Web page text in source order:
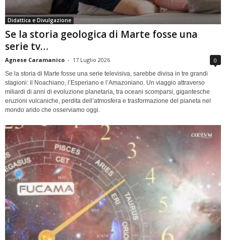
Didattica e Divulgazione
Se la storia geologica di Marte fosse una
serie tv…
Agnese Caramanico - 17 Luglio 2026 0
Se la storia di Marte fosse una serie televisiva, sarebbe divisa in tre grandi
stagioni: il Noachiano, l’Esperiano e l’Amazoniano. Un viaggio attraverso
miliardi di anni di evoluzione planetaria, tra oceani scomparsi, gigantesche
eruzioni vulcaniche, perdita dell’atmosfera e trasformazione del pianeta nel
mondo arido che osserviamo oggi.